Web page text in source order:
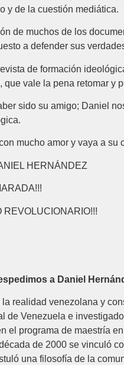
y de la cuestión mediática.
de muchos de los
a defender sus
de formación
que vale la pena retomar y
sido su amigo; Daniel
mucho amor y vaya a
HERNÁNDEZ
REVOLUCIONARIO!!!
a Daniel
realidad venezolana y
de Venezuela e
el programa de maestría
de 2000 se vinculó
una filosofía de la